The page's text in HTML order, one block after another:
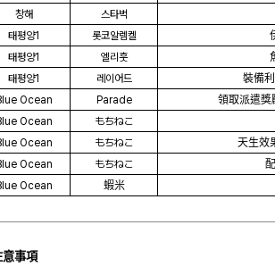
창해
스타벅
태평양1
롯코알렘켈
태평양1
엘리훗
태평양1
레이어드 裝備
Ocean
Parade 領取派遣獎
Ocean
もちねこ
Ocean
もちねこ 天生效
Ocean
もちねこ
Ocean
蝦米
意事項